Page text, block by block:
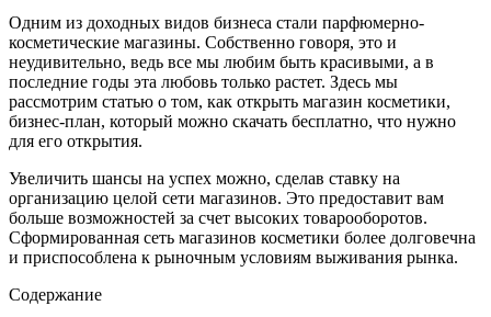
Одним из доходных видов бизнеса стали парфюмерно-
косметические магазины. Собственно говоря, это и
неудивительно, ведь все мы любим быть красивыми, а в
последние годы эта любовь только растет. Здесь мы
рассмотрим статью о том, как открыть магазин косметики,
бизнес-план, который можно скачать бесплатно, что нужно
для его открытия.
Увеличить шансы на успех можно, сделав ставку на
организацию целой сети магазинов. Это предоставит вам
больше возможностей за счет высоких товарооборотов.
Сформированная сеть магазинов косметики более долговечна
и приспособлена к рыночным условиям выживания рынка.
Содержание